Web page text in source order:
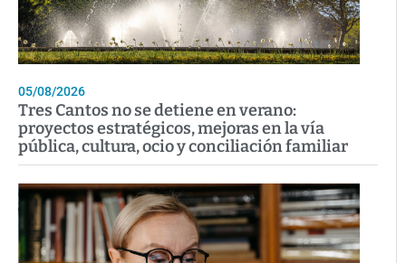
05/08/2026
Tres Cantos no se detiene en verano:
proyectos estratégicos, mejoras en la vía
pública, cultura, ocio y conciliación familiar